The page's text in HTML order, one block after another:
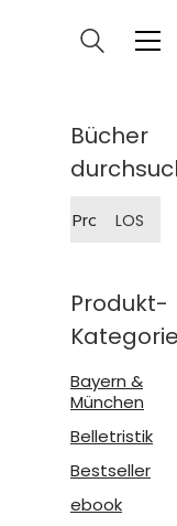
Bücher
nach:
LOS
Produkt-
Bayern &
München
Belletristik
Bestseller
ebook